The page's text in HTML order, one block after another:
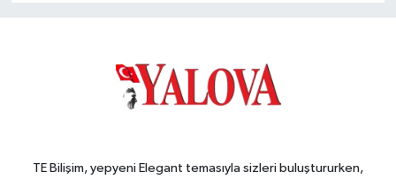
TE Bilişim, yepyeni Elegant temasıyla sizleri buluştururken,